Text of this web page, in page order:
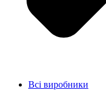
Всі виробники